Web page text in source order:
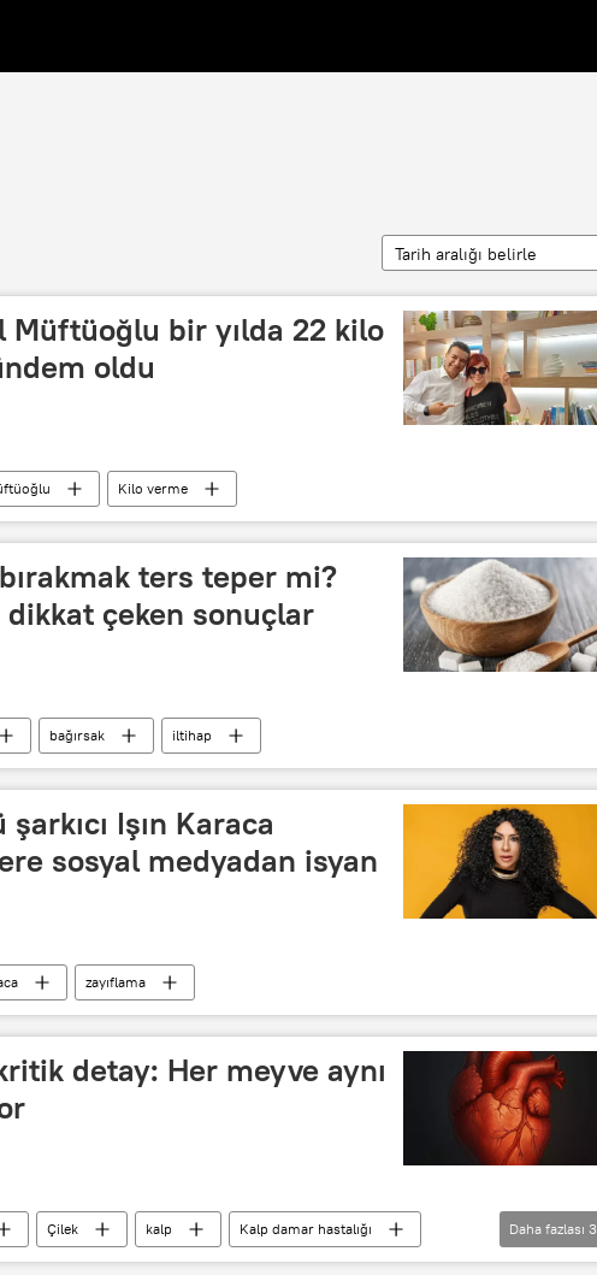
Tarih aralığı belirle
Müftüoğlu bir yılda 22 kilo
oldu
Kilo verme
ters teper mi?
dikkat çeken sonuçlar
bağırsak iltihap
Işın Karaca
sosyal medyadan isyan
zayıflama
detay: Her meyve aynı
Çilek kalp
Kalp damar hastalığı
Daha fazlası 3